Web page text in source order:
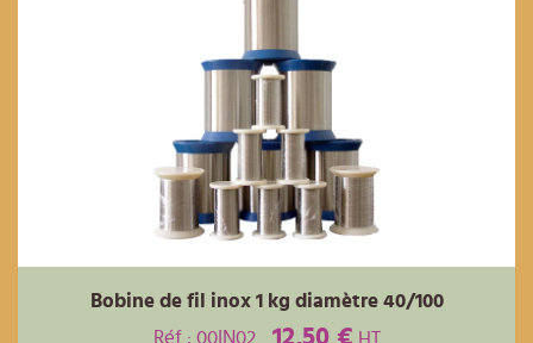
Bobine de fil inox 1 kg diamètre 40/100
Réf : 00IN02
12,50 €